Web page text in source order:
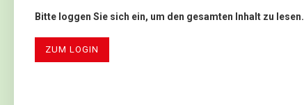
Bitte loggen Sie sich ein, um den gesamten Inhalt zu lesen.
ZUM LOGIN